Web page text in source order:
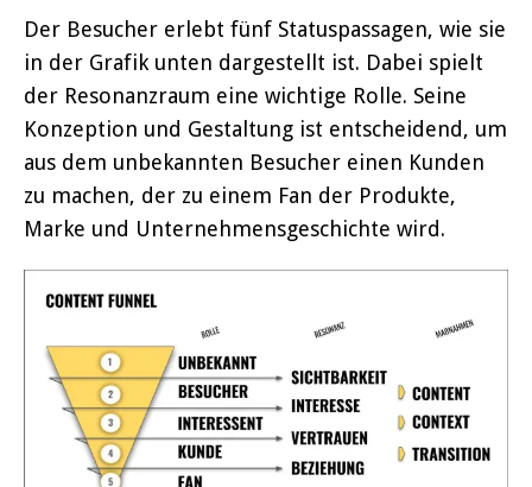
Der Besucher erlebt fünf Statuspassagen, wie sie
in der Grafik unten dargestellt ist. Dabei spielt
der Resonanzraum eine wichtige Rolle. Seine
Konzeption und Gestaltung ist entscheidend, um
aus dem unbekannten Besucher einen Kunden
zu machen, der zu einem Fan der Produkte,
Marke und Unternehmensgeschichte wird.